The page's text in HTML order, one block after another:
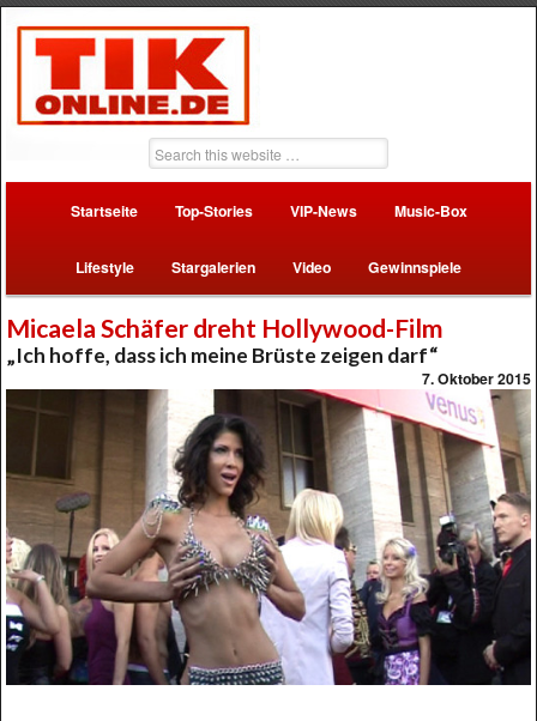
Startseite Top-Stories VIP-News Music-Box
Lifestyle Stargalerien Video Gewinnspiele
Micaela Schäfer dreht Hollywood-Film
„Ich hoffe, dass ich meine Brüste zeigen darf“
7. Oktober 2015